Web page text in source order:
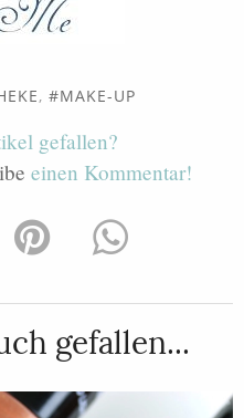
, MAKE-UP
gefallen?
einen Kommentar!
gefallen...